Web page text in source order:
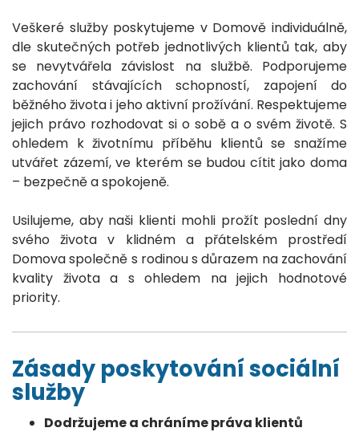
Veškeré služby poskytujeme v Domově individuálně,
dle skutečných potřeb jednotlivých klientů tak, aby
se nevytvářela závislost na službě. Podporujeme
zachování stávajících schopností, zapojení do
běžného života i jeho aktivní prožívání. Respektujeme
jejich právo rozhodovat si o sobě a o svém životě. S
ohledem k životnímu příběhu klientů se snažíme
utvářet zázemí, ve kterém se budou cítit jako doma
– bezpečně a spokojeně.
Usilujeme, aby naši klienti mohli prožít poslední dny
svého života v klidném a přátelském prostředí
Domova společně s rodinou s důrazem na zachování
kvality života a s ohledem na jejich hodnotové
priority.
Zásady poskytování sociální
služby
Dodržujeme a chráníme práva klientů